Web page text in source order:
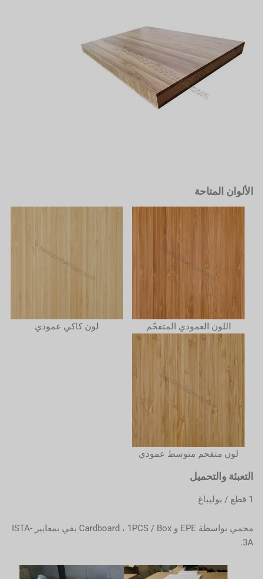
الألوان المتاحة
اللون العمودي المتفحّم لون كاكي عمودي
لون متفحم متوسط عمودي
التعبئة والتحميل
1 قطع / بوليباغ
محمي بواسطة EPE و Cardboard ، 1PCS / Box يفي بمعايير ISTA-
3A.